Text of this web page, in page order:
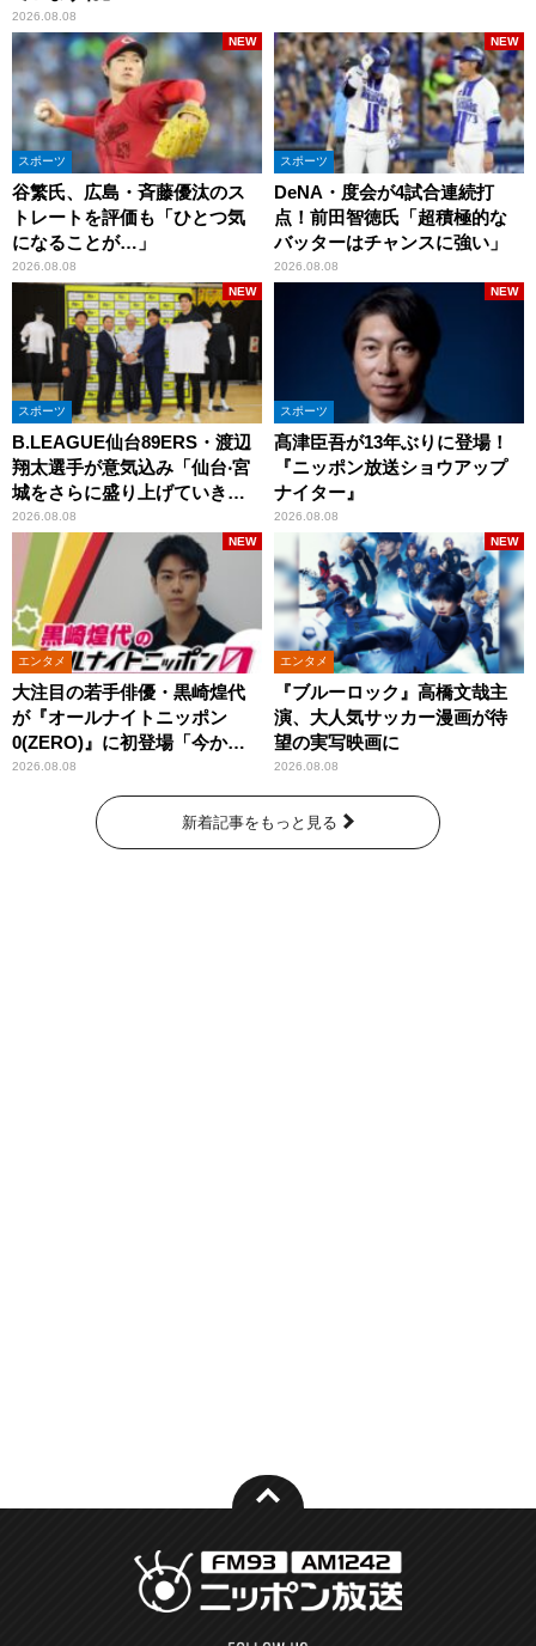
2026.08.08
スポーツ
谷繁氏、広島・斉藤優汰のス
トレートを評価も「ひとつ気
になることが…」
2026.08.08
NEW
スポーツ
DeNA・度会が4試合連続打
点！前田智徳氏「超積極的な
バッターはチャンスに強い」
2026.08.08
NEW
スポーツ
B.LEAGUE仙台89ERS・渡辺
翔太選手が意気込み「仙台‧宮
城をさらに盛り上げていきた
いです」
2026.08.08
NEW
スポーツ
髙津臣吾が13年ぶりに登場！
『ニッポン放送ショウアップ
ナイター』
2026.08.08
NEW
エンタメ
大注目の若手俳優・黒崎煌代
が『オールナイトニッポン
0(ZERO)』に初登場「今から
とてもワクワクしておりま
2026.08.08
NEW
エンタメ
『ブルーロック』高橋文哉主
演、大人気サッカー漫画が待
望の実写映画に
2026.08.08
NEW
新着記事をもっと見る